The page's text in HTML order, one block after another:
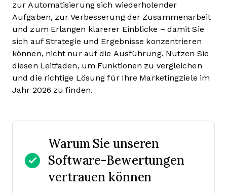
zur Automatisierung sich wiederholender
Aufgaben, zur Verbesserung der Zusammenarbeit
und zum Erlangen klarerer Einblicke – damit Sie
sich auf Strategie und Ergebnisse konzentrieren
können, nicht nur auf die Ausführung. Nutzen Sie
diesen Leitfaden, um Funktionen zu vergleichen
und die richtige Lösung für Ihre Marketingziele im
Jahr 2026 zu finden.
Warum Sie unseren
Software-Bewertungen
vertrauen können